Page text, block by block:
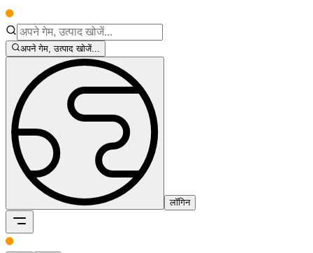
अपने गेम, उत्पाद खोजें...
लॉगिन